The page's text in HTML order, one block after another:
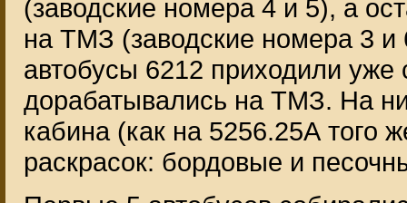
(заводские номера 4 и 5), а
на ТМЗ (заводские номера 3
автобусы 6212 приходили уже
дорабатывались на ТМЗ. На
кабина (как на 5256.25А того
раскрасок: бордовые и